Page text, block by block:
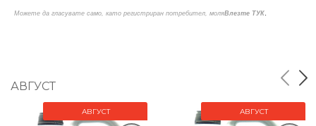
Можете да гласувате само, като регистриран потребител, моляВлезте ТУК
АВГУСТ
АВГУСТ АВГУСТ